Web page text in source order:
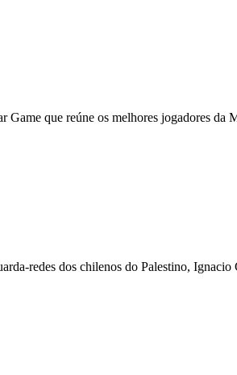
que reúne os melhores jogadores da
redes dos chilenos do Palestino,